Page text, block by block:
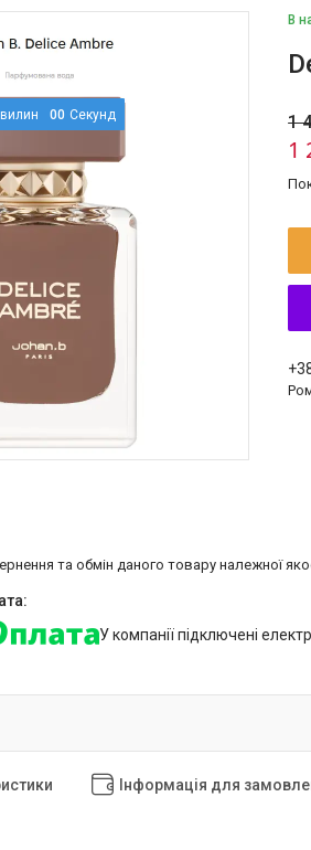
00 Секунд
В
1
1
та обмін даного товару належної
У компанії підключені
Інформація для